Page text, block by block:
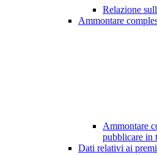
Relazione
Ammontare
Ammontare
pubblicare in
Dati relativi ai premi